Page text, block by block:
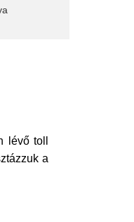
lévő toll
a